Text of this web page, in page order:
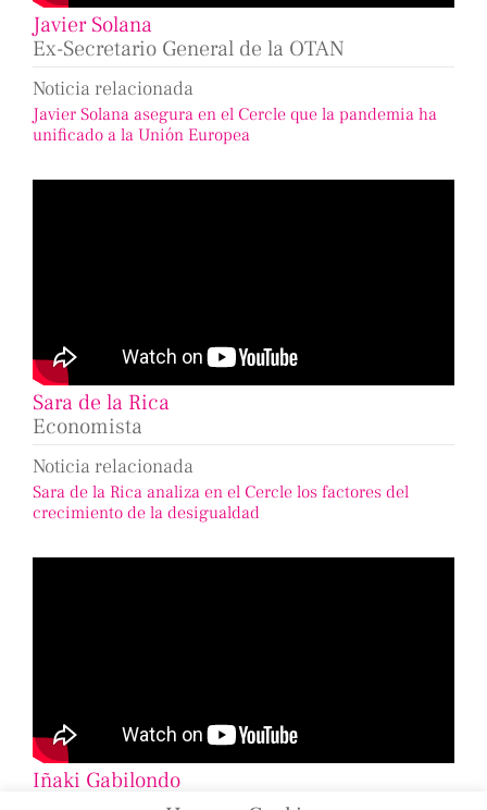
Javier Solana
Ex-Secretario General de la OTAN
Noticia relacionada
Javier Solana asegura en el Cercle que la pandemia ha
unificado a la Unión Europea
Sara de la Rica
Economista
Noticia relacionada
Sara de la Rica analiza en el Cercle los factores del
crecimiento de la desigualdad
Iñaki Gabilondo